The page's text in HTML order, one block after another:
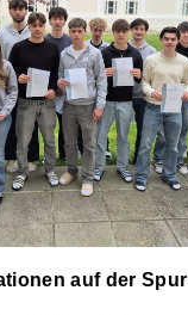
auf der Spur